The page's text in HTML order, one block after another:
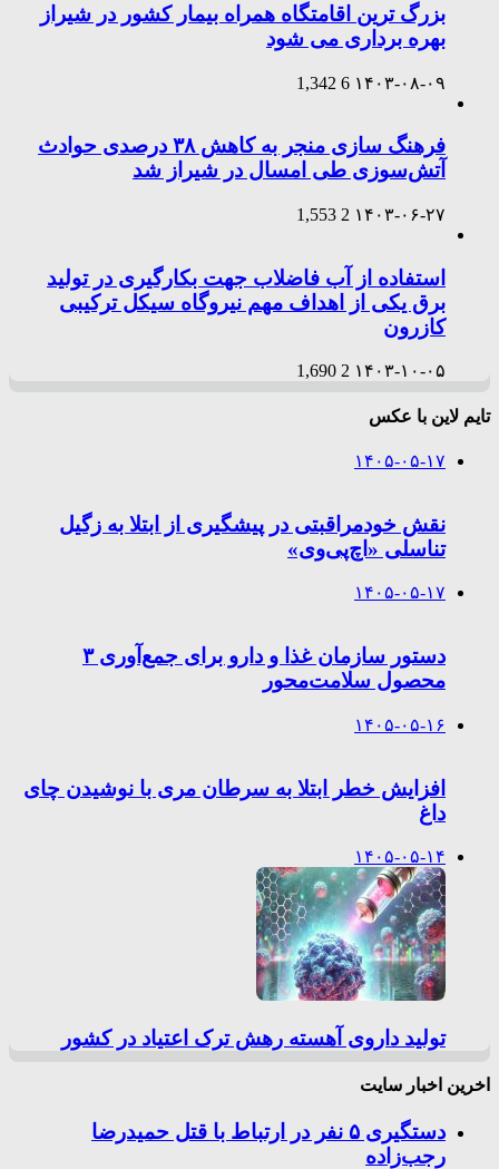
بزرگ ترین اقامتگاه همراه بیمار کشور در شیراز
بهره برداری می شود
۱۴۰۳-۰۸-۰۹ 6
1,342
فرهنگ سازی منجر به کاهش ۳۸ درصدی حوادث
آتش‌سوزی طی امسال در شیراز شد
۱۴۰۳-۰۶-۲۷ 2
1,553
استفاده از آب فاضلاب جهت بکارگیری در تولید
برق یکی از اهداف مهم نیروگاه سیکل ترکیبی
کازرون
۱۴۰۳-۱۰-۰۵ 2
1,690
تایم لاین با عکس
۱۴۰۵-۰۵-۱۷
نقش خودمراقبتی در پیشگیری از ابتلا به زگیل
تناسلی «اچ‌پی‌وی»
۱۴۰۵-۰۵-۱۷
دستور سازمان غذا و دارو برای جمع‌آوری ۳
محصول سلامت‌محور
۱۴۰۵-۰۵-۱۶
افزایش خطر ابتلا به سرطان مری با نوشیدن چای
داغ
۱۴۰۵-۰۵-۱۴
تولید داروی آهسته رهش ترک اعتیاد در کشور
اخرین اخبار سایت
دستگیری ۵ نفر در ارتباط با قتل حمیدرضا
رجب‌زاده